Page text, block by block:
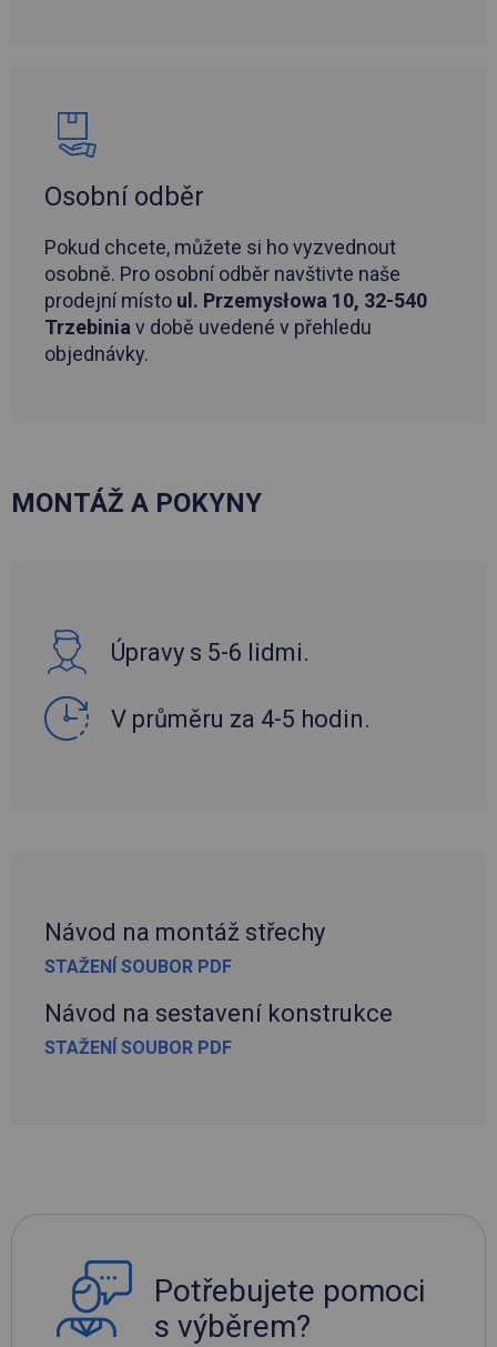
Osobní odběr
Pokud chcete, můžete si ho vyzvednout
osobně. Pro osobní odběr navštivte naše
prodejní místo ul. Przemysłowa 10, 32-540
Trzebiniav době uvedené v přehledu
objednávky.
MONTÁŽ A POKYNY
Úpravy s 5-6 lidmi.
V průměru za 4-5 hodin.
Návod na montáž střechy
STAŽENÍ SOUBOR PDF
Návod na sestavení konstrukce
STAŽENÍ SOUBOR PDF
Potřebujete pomoci
s výběrem?